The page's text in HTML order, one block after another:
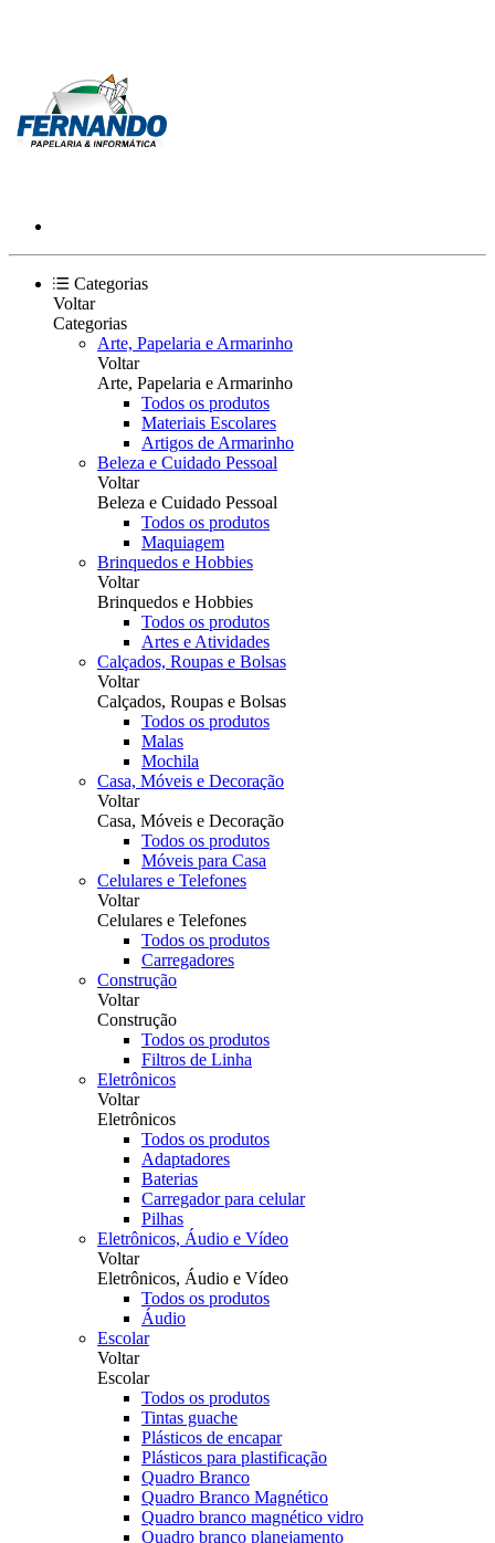
Categorias
Voltar
Categorias
Arte, Papelaria e Armarinho
Voltar
Arte, Papelaria e Armarinho
Todos os produtos
Materiais Escolares
Artigos de Armarinho
Beleza e Cuidado Pessoal
Voltar
Beleza e Cuidado Pessoal
Todos os produtos
Maquiagem
Brinquedos e Hobbies
Voltar
Brinquedos e Hobbies
Todos os produtos
Artes e Atividades
Calçados, Roupas e Bolsas
Voltar
Calçados, Roupas e Bolsas
Todos os produtos
Malas
Mochila
Casa, Móveis e Decoração
Voltar
Casa, Móveis e Decoração
Todos os produtos
Móveis para Casa
Celulares e Telefones
Voltar
Celulares e Telefones
Todos os produtos
Carregadores
Construção
Voltar
Construção
Todos os produtos
Filtros de Linha
Eletrônicos
Voltar
Eletrônicos
Todos os produtos
Adaptadores
Baterias
Carregador para celular
Pilhas
Eletrônicos, Áudio e Vídeo
Voltar
Eletrônicos, Áudio e Vídeo
Todos os produtos
Áudio
Escolar
Voltar
Escolar
Todos os produtos
Tintas guache
Plásticos de encapar
Plásticos para plastificação
Quadro Branco
Quadro Branco Magnético
Quadro branco magnético vidro
Quadro branco planejamento